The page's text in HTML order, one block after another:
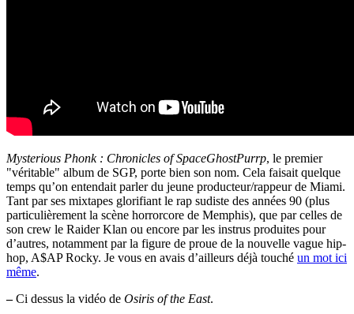
Mysterious Phonk : Chronicles of SpaceGhostPurrp, le premier
"véritable" album de SGP, porte bien son nom. Cela faisait quelque
temps qu’on entendait parler du jeune producteur/rappeur de Miami.
Tant par ses mixtapes glorifiant le rap sudiste des années 90 (plus
particulièrement la scène horrorcore de Memphis), que par celles de
son crew le Raider Klan ou encore par les instrus produites pour
d’autres, notamment par la figure de proue de la nouvelle vague hip-
hop, A$AP Rocky. Je vous en avais d’ailleurs déjà touché un mot ici
même.
–Ci dessus la vidéo de Osiris of the East.